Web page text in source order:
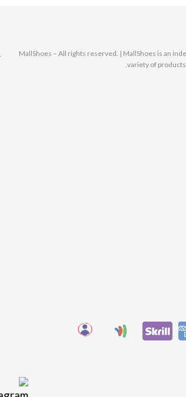
© 2025 MallShoes – All rights reserved. | MallShoes is
variety of